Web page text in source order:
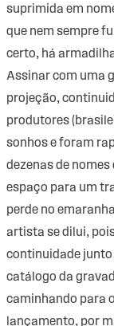
suprimida em
que nem sempre
certo, há
Assinar com uma
projeção,
produtores
sonhos e foram
dezenas de
espaço para um
perde no
artista se dilui,
continuidade junto
catálogo da
caminhando para
lançamento, por